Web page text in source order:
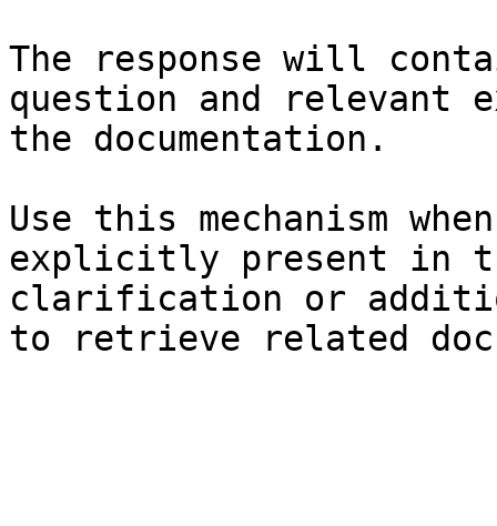
The response will
question and relevant
the documentation.
Use this mechanism
explicitly present in
clarification or